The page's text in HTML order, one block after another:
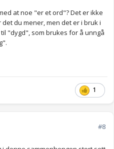
at noe "er et ord"? Det er ikke
du mener, men det er i bruk i
"dygd", som brukes for å unngå
1
#8